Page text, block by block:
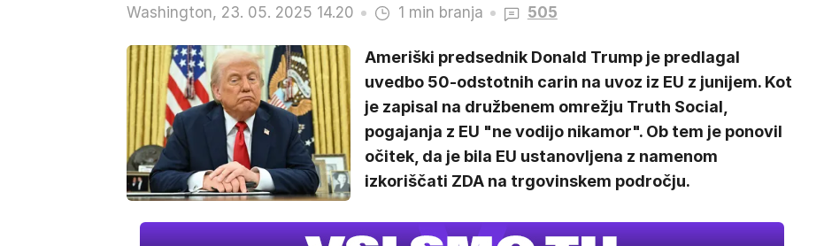
Washington, 23. 05. 2025 14.20 1 min branja 505
Ameriški predsednik Donald Trump je predlagal
uvedbo 50-odstotnih carin na uvoz iz EU z junijem. Kot
je zapisal na družbenem omrežju Truth Social,
pogajanja z EU "ne vodijo nikamor". Ob tem je ponovil
očitek, da je bila EU ustanovljena z namenom
izkoriščati ZDA na trgovinskem področju.